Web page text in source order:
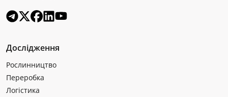
Дослідження
Рослинництво
Переробка
Логістика